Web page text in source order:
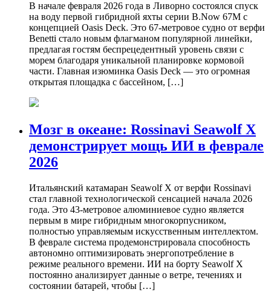
В начале февраля 2026 года в Ливорно состоялся спуск
на воду первой гибридной яхты серии B.Now 67M с
концепцией Oasis Deck. Это 67-метровое судно от верфи
Benetti стало новым флагманом популярной линейки,
предлагая гостям беспрецедентный уровень связи с
морем благодаря уникальной планировке кормовой
части. Главная изюминка Oasis Deck — это огромная
открытая площадка с бассейном, […]
Мозг в океане: Rossinavi Seawolf X
демонстрирует мощь ИИ в феврале
2026
Итальянский катамаран Seawolf X от верфи Rossinavi
стал главной технологической сенсацией начала 2026
года. Это 43-метровое алюминиевое судно является
первым в мире гибридным многокорпусником,
полностью управляемым искусственным интеллектом.
В феврале система продемонстрировала способность
автономно оптимизировать энергопотребление в
режиме реального времени. ИИ на борту Seawolf X
постоянно анализирует данные о ветре, течениях и
состоянии батарей, чтобы […]